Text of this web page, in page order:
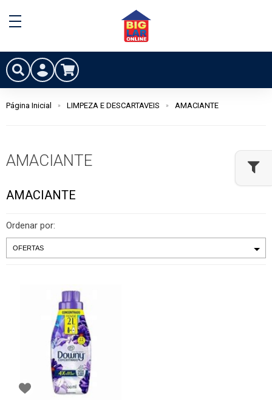
Página Inicial LIMPEZA E DESCARTAVEIS AMACIANTE
AMACIANTE
AMACIANTE
Ordenar por: